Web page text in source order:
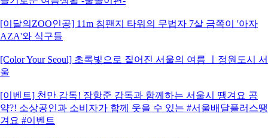
[이달의ZOO인공] 11m 침팬지 타워의 무법자 7살 금쪽이 '아자
AZA'와 식구들
[Color Your Seoul] 초록빛으로 짙어진 서울의 여름 ㅣ정원도시 서
울
[이벤트] 천만 감독! 장항준 감독과 함께하는 서울시 땡겨요 공
약?! 소상공인과 소비자가 함께 웃을 수 있는 #서울배달플러스땡
겨요 #이벤트